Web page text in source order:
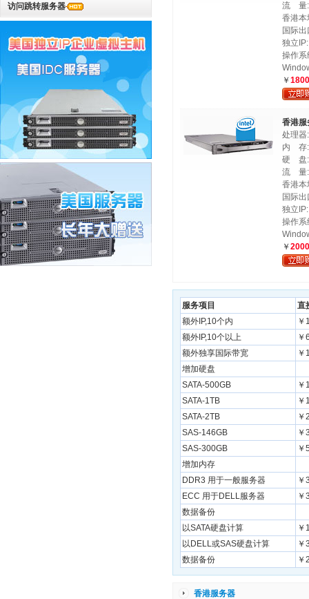
访问跳转服务器
流 量:
香港本
国际
独立
操作系
￥ 1800
香港
处理器
内 存:
硬 盘:
流 量:
香港本
国际
独立
操作系
￥ 2000
服务项目
直
额外IP,10个内
￥
额外IP,10个以上
￥
额外独享国际带宽
￥
增加硬盘
SATA-500GB
￥
SATA-1TB
￥
SATA-2TB
￥
SAS-146GB
￥
SAS-300GB
￥
增加内存
DDR3 用于一般服务器
￥
ECC 用于DELL服务器
￥
数据备份
以SATA硬盘计算
￥
以DELL或SAS硬盘计算
￥
数据备份
￥
香港服务器